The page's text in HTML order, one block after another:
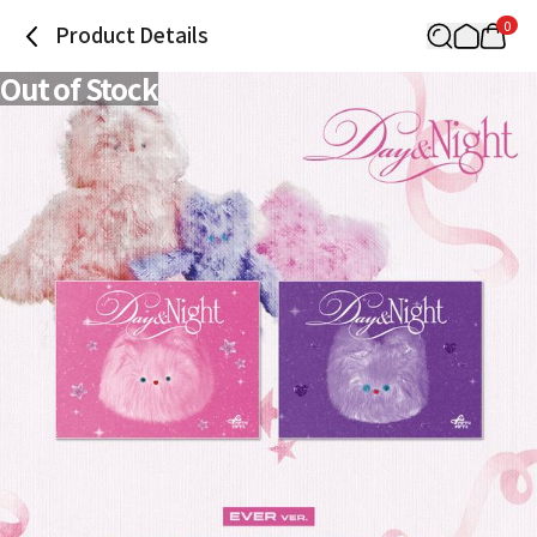
Product Details 0
Out of Stock